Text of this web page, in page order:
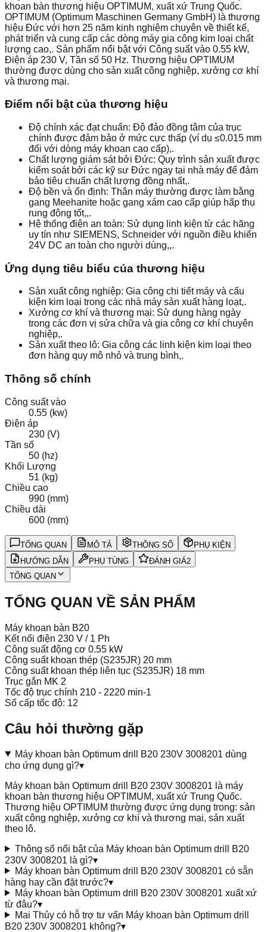
khoan bàn thương hiệu OPTIMUM, xuất xứ Trung Quốc.
OPTIMUM (Optimum Maschinen Germany GmbH) là thương
hiệu Đức với hơn 25 năm kinh nghiệm chuyên về thiết kế,
phát triển và cung cấp các dòng máy gia công kim loại chất
lượng cao,. Sản phẩm nổi bật với Công suất vào 0.55 kW,
Điện áp 230 V, Tần số 50 Hz. Thương hiệu OPTIMUM
thường được dùng cho sản xuất công nghiệp, xưởng cơ khí
và thương mại.
Điểm nổi bật của thương hiệu
Độ chính xác đạt chuẩn: Độ đảo đồng tâm của trục
chính được đảm bảo ở mức cực thấp (ví dụ ≤0.015 mm
đối với dòng máy khoan cao cấp),.
Chất lượng giám sát bởi Đức: Quy trình sản xuất được
kiểm soát bởi các kỹ sư Đức ngay tại nhà máy để đảm
bảo tiêu chuẩn chất lượng đồng nhất,.
Độ bền và ổn định: Thân máy thường được làm bằng
gang Meehanite hoặc gang xám cao cấp giúp hấp thụ
rung động tốt,,.
Hệ thống điện an toàn: Sử dụng linh kiện từ các hãng
uy tín như SIEMENS, Schneider với nguồn điều khiển
24V DC an toàn cho người dùng,,.
Ứng dụng tiêu biểu của thương hiệu
Sản xuất công nghiệp: Gia công chi tiết máy và cấu
kiện kim loại trong các nhà máy sản xuất hàng loạt,.
Xưởng cơ khí và thương mại: Sử dụng hàng ngày
trong các đơn vị sửa chữa và gia công cơ khí chuyên
nghiệp,.
Sản xuất theo lô: Gia công các linh kiện kim loại theo
đơn hàng quy mô nhỏ và trung bình,.
Thông số chính
Công suất vào
0.55 (kw)
Điện áp
230 (V)
Tần số
50 (hz)
Khối Lượng
51 (kg)
Chiều cao
990 (mm)
Chiều dài
600 (mm)
TỔNG QUAN MÔ TẢ THÔNG SỐ
PHỤ KIỆN
HƯỚNG DẪN
PHỤ TÙNG ĐÁNH GIÁ2
TỔNG QUAN
TỔNG QUAN VỀ SẢN PHẨM
Máy khoan bàn B20
Kết nối điện 230 V / 1 Ph
Công suất động cơ 0.55 kW
Công suất khoan thép (S235JR) 20 mm
Công suất khoan thép liên tục (S235JR) 18 mm
Trục gắn MK 2
Tốc độ trục chính 210 - 2220 min-1
Số cấp tốc độ: 12
Câu hỏi thường gặp
Máy khoan bàn Optimum drill B20 230V 3008201 dùng
cho ứng dụng gì?▾
Máy khoan bàn Optimum drill B20 230V 3008201 là máy
khoan bàn thương hiệu OPTIMUM, xuất xứ Trung Quốc.
Thương hiệu OPTIMUM thường được ứng dụng trong: sản
xuất công nghiệp, xưởng cơ khí và thương mại, sản xuất
theo lô.
Thông số nổi bật của Máy khoan bàn Optimum drill B20
230V 3008201 là gì?▾
Máy khoan bàn Optimum drill B20 230V 3008201 có sẵn
hàng hay cần đặt trước?▾
Máy khoan bàn Optimum drill B20 230V 3008201 xuất xứ
từ đâu?▾
Mai Thủy có hỗ trợ tư vấn Máy khoan bàn Optimum drill
B20 230V 3008201 không?▾